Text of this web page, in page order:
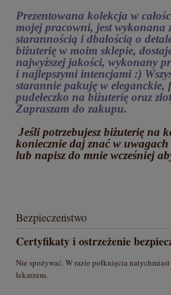
Prezentowana kolekcja w
mojej pracowni, jest wykonana
starannością i dbałością o
biżuterię w moim sklepie,
najwyższej jakości, wykonany
i najlepszymi intencjami :)
starannie pakuję w eleganckie,
pudełeczko na biżuterię oraz
Zapraszam do zakupu.
Jeśli potrzebujesz biżuterię na
koniecznie daj znać w
lub napisz do mnie wcześniej
Bezpieczeństwo
Certyfikaty i ostrzeżenie
Nie spożywać. W razie połknięcia
lekarzem.